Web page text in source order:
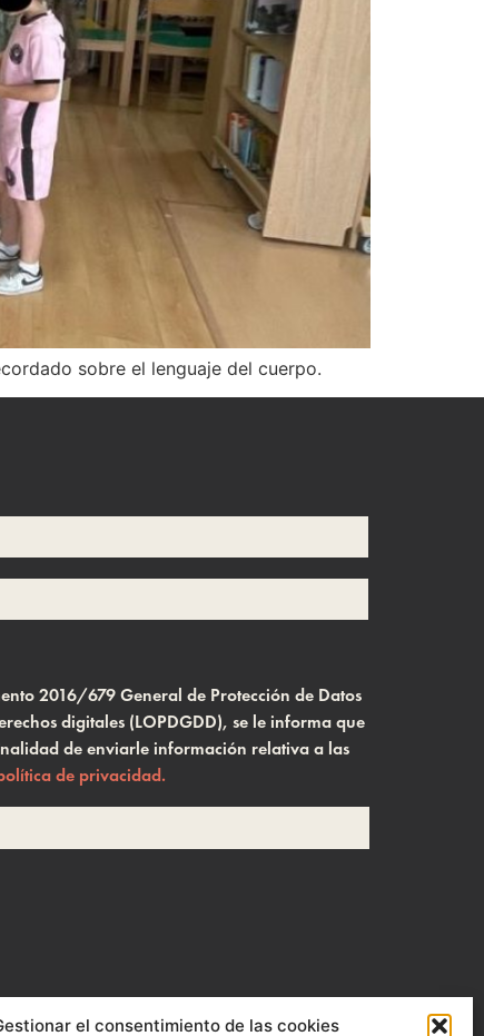
el consentimiento de las cookies
sobre el lenguaje del cuerpo.
2016/679 General de Protección de Datos
digitales (LOPDGDD), se le informa que
de enviarle información relativa a las
de privacidad.